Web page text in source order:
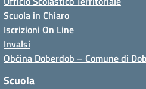
Scuola in Chiaro
Iscrizioni On Line
Invalsi
Občina Doberdob – Comune di
Scuola